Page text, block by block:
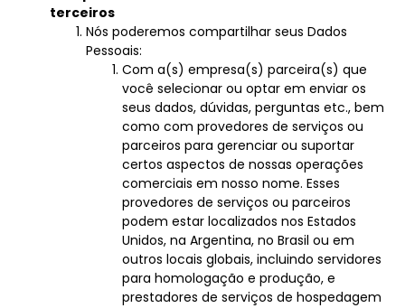
terceiros
Nós poderemos compartilhar seus Dados
Pessoais:
Com a(s) empresa(s) parceira(s) que
você selecionar ou optar em enviar os
seus dados, dúvidas, perguntas etc., bem
como com provedores de serviços ou
parceiros para gerenciar ou suportar
certos aspectos de nossas operações
comerciais em nosso nome. Esses
provedores de serviços ou parceiros
podem estar localizados nos Estados
Unidos, na Argentina, no Brasil ou em
outros locais globais, incluindo servidores
para homologação e produção, e
prestadores de serviços de hospedagem